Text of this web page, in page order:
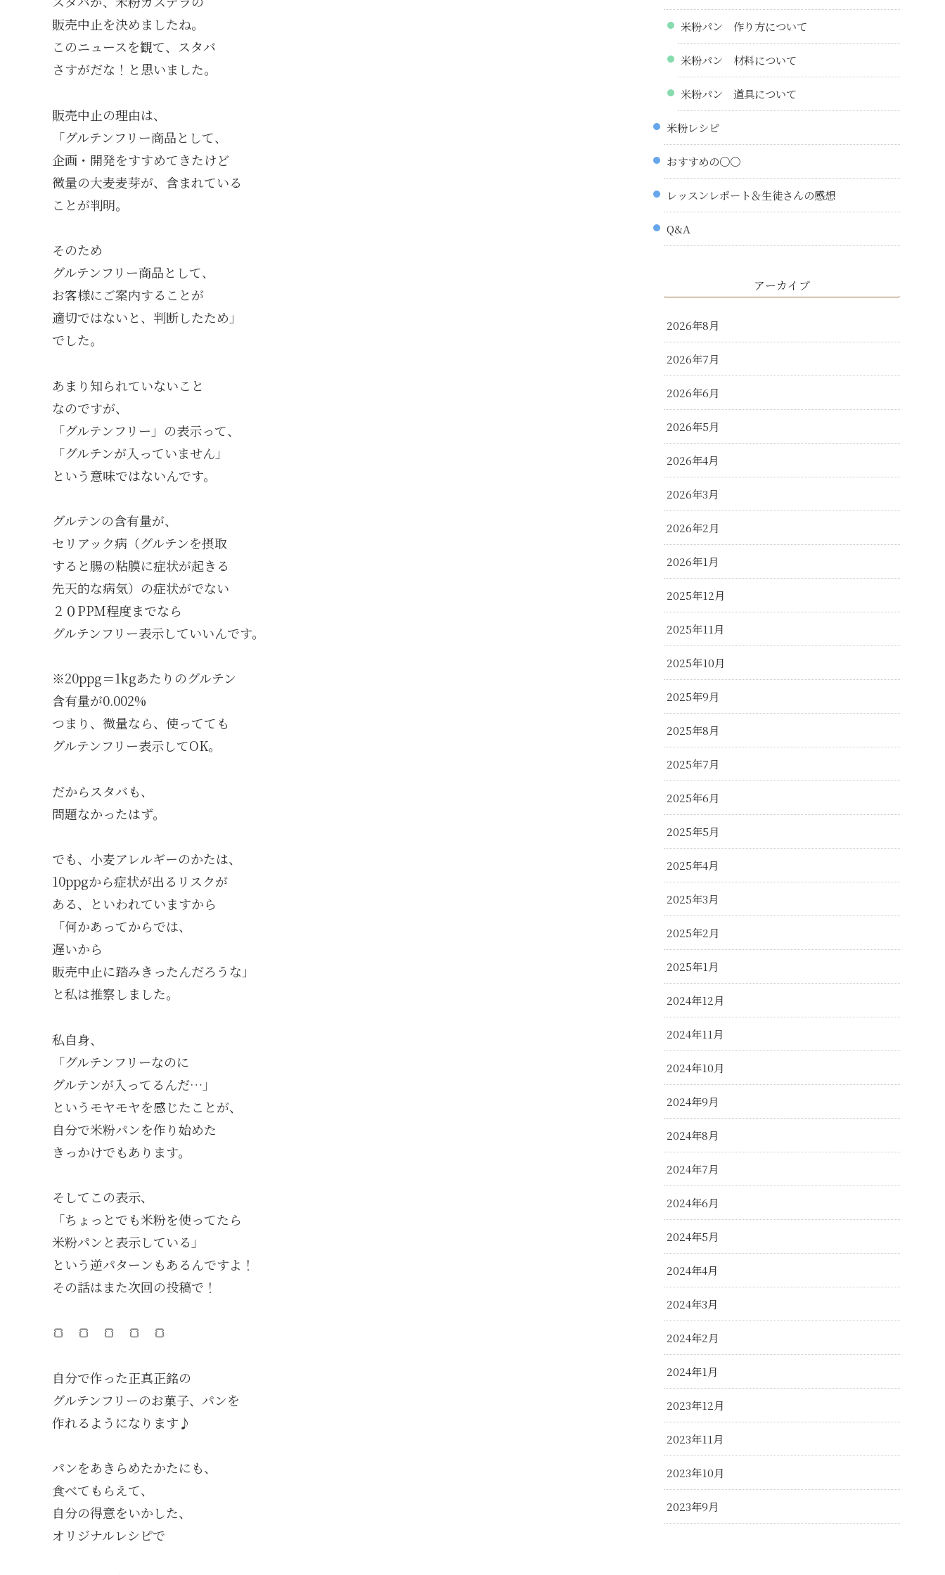
販売中止を決めましたね。
このニュースを観て、スタバ
さすがだな！と思いました。
販売中止の理由は、
「グルテンフリー商品として、
企画・開発をすすめてきたけど
微量の大麦麦芽が、含まれている
ことが判明。
そのため
グルテンフリー商品として、
お客様にご案内することが
適切ではないと、判断したため」
でした。
あまり知られていないこと
なのですが、
「グルテンフリー」の表示って、
「グルテンが入っていません」
という意味ではないんです。
グルテンの含有量が、
セリアック病（グルテンを摂取
すると腸の粘膜に症状が起きる
先天的な病気）の症状がでない
２０PPM程度までなら
グルテンフリー表示していいんです。
※20ppg＝1kgあたりのグルテン
含有量が0.002%
つまり、微量なら、使ってても
グルテンフリー表示してOK。
だからスタバも、
問題なかったはず。
でも、小麦アレルギーのかたは、
10ppgから症状が出るリスクが
ある、といわれていますから
「何かあってからでは、
遅いから
販売中止に踏みきったんだろうな」
と私は推察しました。
私自身、
「グルテンフリーなのに
グルテンが入ってるんだ…」
というモヤモヤを感じたことが、
自分で米粉パンを作り始めた
きっかけでもあります。
そしてこの表示、
「ちょっとでも米粉を使ってたら
米粉パンと表示している」
という逆パターンもあるんですよ！
その話はまた次回の投稿で！
🍞 🍞 🍞 🍞 🍞
自分で作った正真正銘の
グルテンフリーのお菓子、パンを
作れるようになります♪
パンをあきらめたかたにも、
食べてもらえて、
自分の得意をいかした、
オリジナルレシピで
米粉パン 作り方について
米粉パン 材料について
米粉パン 道具について
米粉レシピ
おすすめの〇〇
レッスンレポート＆生徒さんの感想
Q&A
アーカイブ
2026年8月
2026年7月
2026年6月
2026年5月
2026年4月
2026年3月
2026年2月
2026年1月
2025年12月
2025年11月
2025年10月
2025年9月
2025年8月
2025年7月
2025年6月
2025年5月
2025年4月
2025年3月
2025年2月
2025年1月
2024年12月
2024年11月
2024年10月
2024年9月
2024年8月
2024年7月
2024年6月
2024年5月
2024年4月
2024年3月
2024年2月
2024年1月
2023年12月
2023年11月
2023年10月
2023年9月